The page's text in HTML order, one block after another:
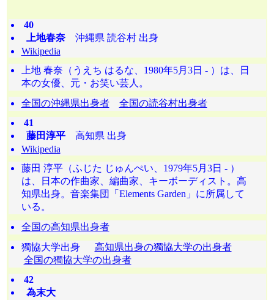
40
上地春奈沖縄県 読谷村 出身
Wikipedia
上地 春奈（うえち はるな、1980年5月3日 - ）は、日
本の女優、元・お笑い芸人。
全国の沖縄県出身者
全国の読谷村出身者
41
藤田淳平高知県 出身
Wikipedia
藤田 淳平（ふじた じゅんぺい、1979年5月3日 - ）
は、日本の作曲家、編曲家、キーボーディスト。高
知県出身。音楽集団「Elements Garden」に所属して
いる。
全国の高知県出身者
獨協大学出身 高知県出身の獨協大学の出身者
全国の獨協大学の出身者
42
為末大